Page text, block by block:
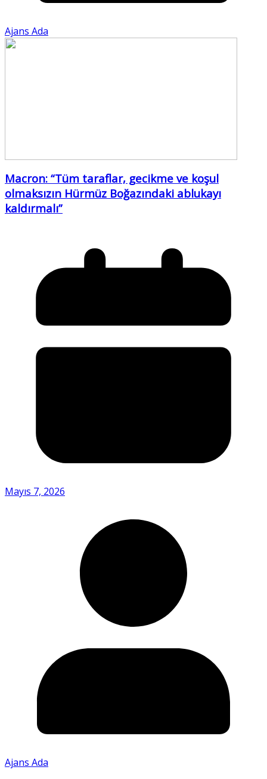
Ajans Ada
Macron: “Tüm taraflar, gecikme ve koşul
olmaksızın Hürmüz Boğazındaki ablukayı
kaldırmalı”
Mayıs 7, 2026
Ajans Ada